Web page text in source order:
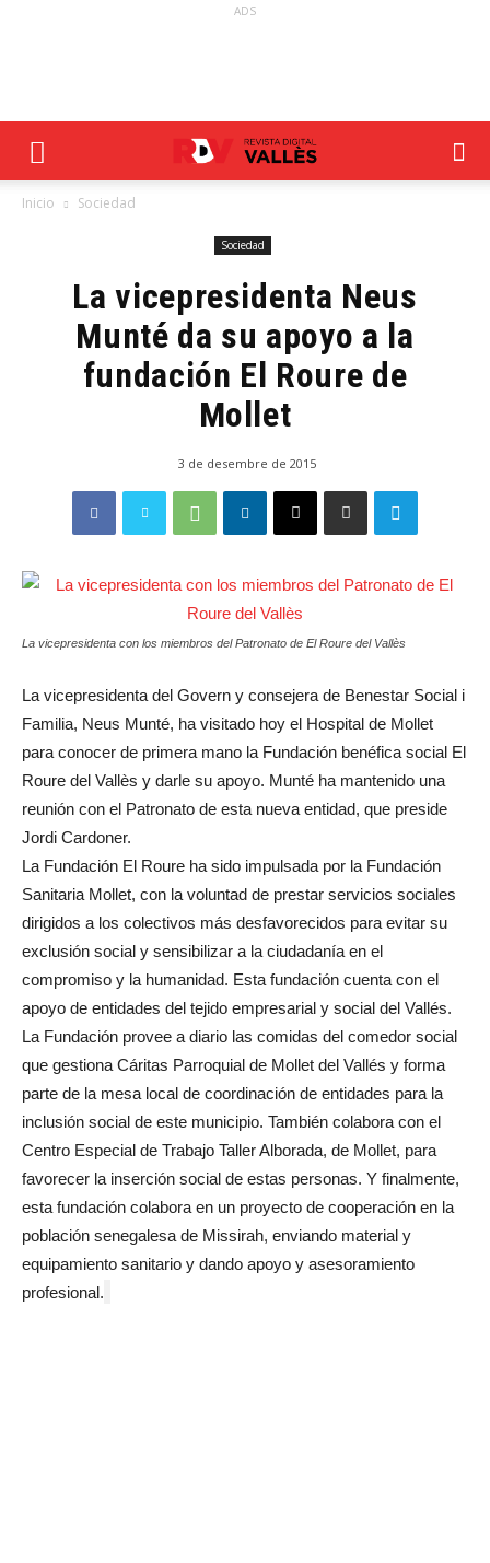
ADS
Inicio Sociedad
Sociedad
La vicepresidenta Neus
Munté da su apoyo a la
fundación El Roure de
Mollet
3 de desembre de 2015
La vicepresidenta con los miembros del Patronato de El Roure del Vallès
La vicepresidenta del Govern y consejera de Benestar Social i
Familia, Neus Munté, ha visitado hoy el Hospital de Mollet
para conocer de primera mano la Fundación benéfica social El
Roure del Vallès y darle su apoyo. Munté ha mantenido una
reunión con el Patronato de esta nueva entidad, que preside
Jordi Cardoner.
La Fundación El Roure ha sido impulsada por la Fundación
Sanitaria Mollet, con la voluntad de prestar servicios sociales
dirigidos a los colectivos más desfavorecidos para evitar su
exclusión social y sensibilizar a la ciudadanía en el
compromiso y la humanidad. Esta fundación cuenta con el
apoyo de entidades del tejido empresarial y social del Vallés.
La Fundación provee a diario las comidas del comedor social
que gestiona Cáritas Parroquial de Mollet del Vallés y forma
parte de la mesa local de coordinación de entidades para la
inclusión social de este municipio. También colabora con el
Centro Especial de Trabajo Taller Alborada, de Mollet, para
favorecer la inserción social de estas personas. Y finalmente,
esta fundación colabora en un proyecto de cooperación en la
población senegalesa de Missirah, enviando material y
equipamiento sanitario y dando apoyo y asesoramiento
profesional.